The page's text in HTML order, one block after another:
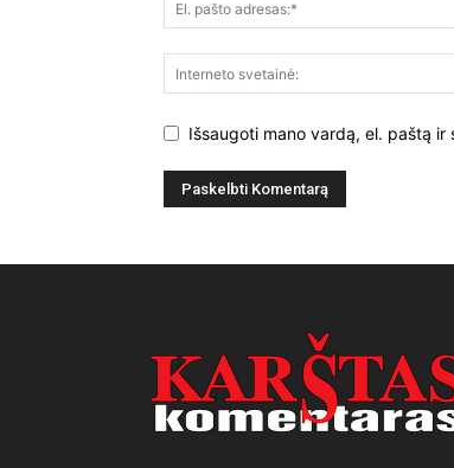
Išsaugoti mano vardą, el. paštą